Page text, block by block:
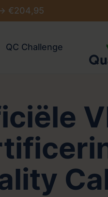
€204,95
QC Challenge